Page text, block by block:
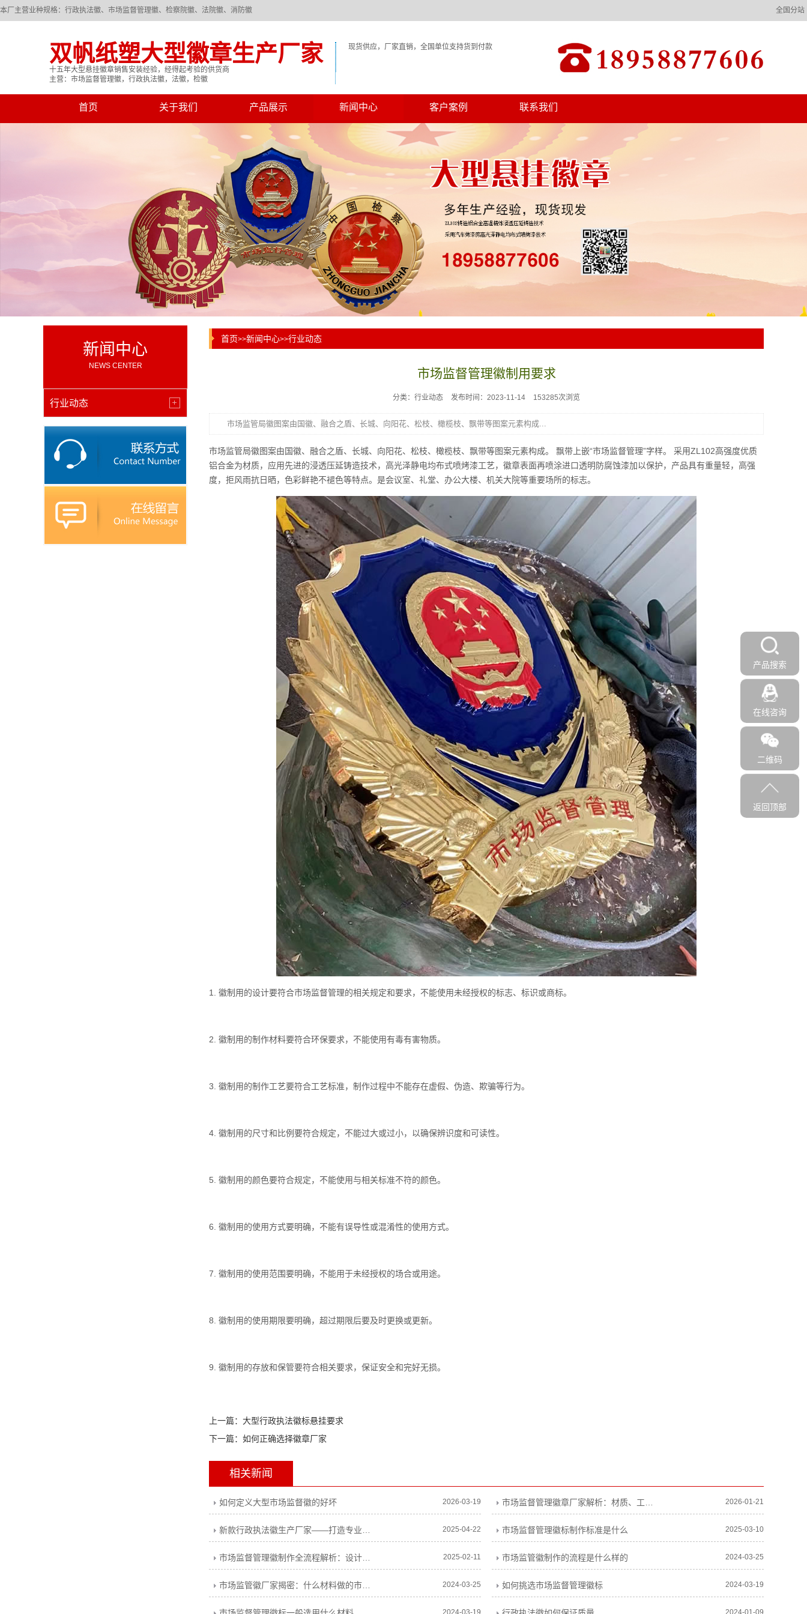
全国分站
本厂主营业种规格：行政执法徽、市场监督管理徽、检察院徽、法院徽、消防徽
双帆纸塑大型徽章生产厂家
十五年大型悬挂徽章销售安装经验，经得起考验的供货商
主营：市场监督管理徽，行政执法徽，法徽，检徽
现货供应，厂家直销，全国单位支持货到付款
首页 关于我们 产品展示 新闻中心 客户案例 联系我们
新闻中心
NEWS CENTER
行业动态
首页>>新闻中心>>行业动态
市场监督管理徽制用要求
分类：行业动态 发布时间：2023-11-14 153285次浏览
市场监管局徽图案由国徽、融合之盾、长城、向阳花、松枝、橄榄枝、飘带等图案元素构成...
市场监管局徽图案由国徽、融合之盾、长城、向阳花、松枝、橄榄枝、飘带等图案元素构成。 飘带上嵌“市场监督管理”字样。 采用ZL102高强度优质
铝合金为材质，应用先进的浸透压延铸造技术，高光泽静电均布式喷烤漆工艺，徽章表面再喷涂进口透明防腐蚀漆加以保护，产品具有重量轻，高强
度，拒风雨抗日晒，色彩鲜艳不褪色等特点。是会议室、礼堂、办公大楼、机关大院等重要场所的标志。
1. 徽制用的设计要符合市场监督管理的相关规定和要求，不能使用未经授权的标志、标识或商标。
2. 徽制用的制作材料要符合环保要求，不能使用有毒有害物质。
3. 徽制用的制作工艺要符合工艺标准，制作过程中不能存在虚假、伪造、欺骗等行为。
4. 徽制用的尺寸和比例要符合规定，不能过大或过小，以确保辨识度和可读性。
5. 徽制用的颜色要符合规定，不能使用与相关标准不符的颜色。
6. 徽制用的使用方式要明确，不能有误导性或混淆性的使用方式。
7. 徽制用的使用范围要明确，不能用于未经授权的场合或用途。
8. 徽制用的使用期限要明确，超过期限后要及时更换或更新。
9. 徽制用的存放和保管要符合相关要求，保证安全和完好无损。
上一篇： 大型行政执法徽标悬挂要求
下一篇： 如何正确选择徽章厂家
相关新闻
如何定义大型市场监督徽的好坏 2026-03-19 2026-01-21
2025-04-22 市场监督管理徽标制作标准是什么 2025-03-10
2025-02-11 市场监管徽制作的流程是什么样的 2024-03-25
2024-03-25 如何挑选市场监督管理徽标 2024-03-19
2024-03-19 2024-01-09
产品搜索
在线咨询
二维码
返回顶部